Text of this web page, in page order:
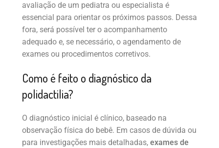
avaliação de um pediatra ou especialista é
essencial para orientar os próximos passos. Dessa
fora, será possível ter o acompanhamento
adequado e, se necessário, o agendamento de
exames ou procedimentos corretivos.
Como é feito o diagnóstico da
polidactilia?
O diagnóstico inicial é clínico, baseado na
observação física do bebê. Em casos de dúvida ou
para investigações mais detalhadas, exames de